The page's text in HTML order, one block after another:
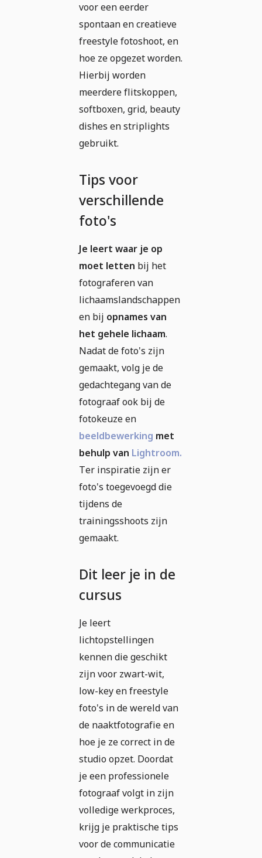
voor een eerder
spontaan en creatieve
freestyle fotoshoot, en
hoe ze opgezet worden.
Hierbij worden
meerdere flitskoppen,
softboxen, grid, beauty
dishes en striplights
gebruikt.
Tips voor
verschillende
foto's
Je leert waar je op
moet letten bij het
fotograferen van
lichaamslandschappen
en bij opnames van
het gehele lichaam.
Nadat de foto's zijn
gemaakt, volg je de
gedachtegang van de
fotograaf ook bij de
fotokeuze en
beeldbewerking met
behulp van Lightroom.
Ter inspiratie zijn er
foto's toegevoegd die
tijdens de
trainingsshoots zijn
gemaakt.
Dit leer je in de
cursus
Je leert
lichtopstellingen
kennen die geschikt
zijn voor zwart-wit,
low-key en freestyle
foto's in de wereld van
de naaktfotografie en
hoe je ze correct in de
studio opzet. Doordat
je een professionele
fotograaf volgt in zijn
volledige werkproces,
krijg je praktische tips
voor de communicatie